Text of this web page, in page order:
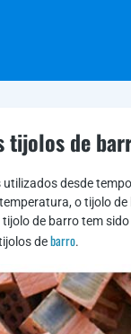
tijolos de
desde
o tijolo
de barro tem
debarro.